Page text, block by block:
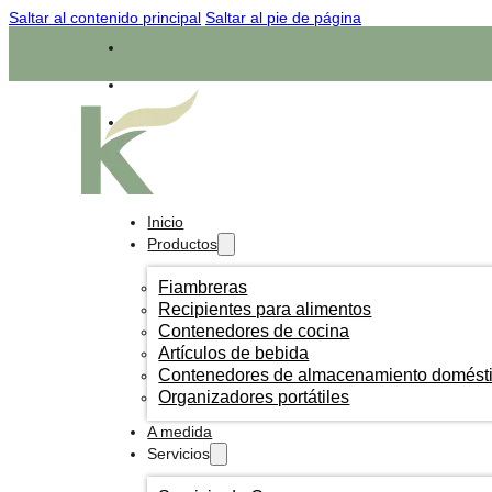
Saltar al contenido principal Saltar al pie de página
Inicio
Productos
Fiambreras
Recipientes para alimentos
Contenedores de cocina
Artículos de bebida
Contenedores de almacenamiento
Organizadores portátiles
A medida
Servicios